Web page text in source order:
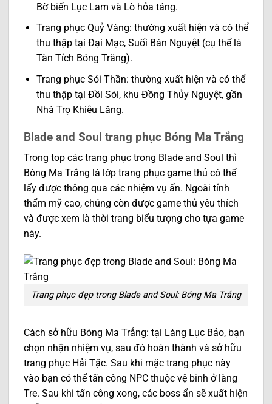
Bờ biển Lục Lam và Lò hỏa táng.
Trang phục Quỷ Vàng: thường xuất hiện và có thể
thu thập tại Đại Mạc, Suối Bán Nguyệt (cụ thể là
Tàn Tích Bóng Trăng).
Trang phục Sói Thần: thường xuất hiện và có thể
thu thập tại Đồi Sói, khu Đồng Thủy Nguyệt, gần
Nhà Trọ Khiêu Lăng.
Blade and Soul trang phục Bóng Ma Trắng
Trong top các trang phục trong Blade and Soul thì
Bóng Ma Trắng là lớp trang phục game thủ có thể
lấy được thông qua các nhiệm vụ ẩn. Ngoài tính
thẩm mỹ cao, chúng còn được game thủ yêu thích
và được xem là thời trang biểu tượng cho tựa game
này.
Trang phục đẹp trong Blade and Soul: Bóng Ma Trắng
Cách sở hữu Bóng Ma Trắng: tại Làng Lục Bảo, bạn
chọn nhận nhiệm vụ, sau đó hoàn thành và sở hữu
trang phục Hải Tặc. Sau khi mặc trang phục này
vào bạn có thể tấn công NPC thuộc vệ binh ở làng
Tre. Sau khi tấn công xong, các boss ẩn sẽ xuất hiện